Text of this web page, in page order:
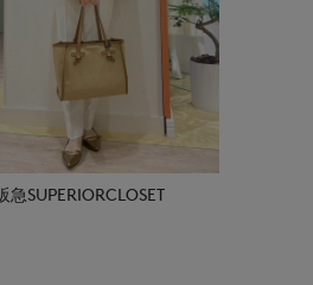
急SUPERIORCLOSET